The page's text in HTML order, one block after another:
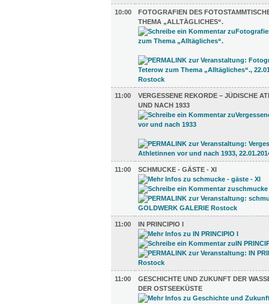
10:00
FOTOGRAFIEN DES
THEMA „ALLTÄGLICHES“.
11:00
VERGESSENE REKORDE – JÜDISCHE
UND NACH 1933
11:00 SCHMUCKE - GÄSTE - XI
11:00 IN PRINCIPIO I
11:00
GESCHICHTE UND ZUKUNFT DER
DER OSTSEEKÜSTE